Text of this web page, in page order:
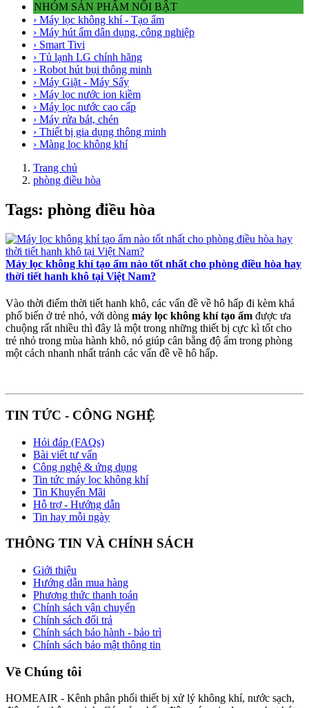
NHÓM SẢN PHẨM NỔI BẬT
› Máy lọc không khí - Tạo ẩm
› Máy hút ẩm dân dụng, công nghiệp
› Smart Tivi
› Tủ lạnh LG chính hãng
› Robot hút bụi thông minh
› Máy Giặt - Máy Sấy
› Máy lọc nước ion kiềm
› Máy lọc nước cao cấp
› Máy rửa bát, chén
› Thiết bị gia dụng thông minh
› Màng lọc không khí
Trang chủ
phòng điều hòa
Tags: phòng điều hòa
Máy lọc không khí tạo ẩm nào tốt nhất cho phòng điều hòa hay
thời tiết hanh khô tại Việt Nam?
Vào thời điểm thời tiết hanh khô, các vấn đề về hô hấp đi kèm khá
phổ biến ở trẻ nhỏ, với dòng máy lọc không khí tạo ẩm được ưa
chuộng rất nhiều thì đây là một trong những thiết bị cực kì tốt cho
trẻ nhỏ trong mùa hành khô, nó giúp cân bằng độ ẩm trong phòng
một cách nhanh nhất tránh các vấn đề về hô hấp.
TIN TỨC - CÔNG NGHỆ
Hỏi đáp (FAQs)
Bài viết tư vấn
Công nghệ & ứng dụng
Tin tức máy lọc không khí
Tin Khuyến Mãi
Hỗ trợ - Hướng dẫn
Tin hay mỗi ngày
THÔNG TIN VÀ CHÍNH SÁCH
Giới thiệu
Hướng dẫn mua hàng
Phương thức thanh toán
Chính sách vận chuyển
Chính sách đổi trả
Chính sách bảo hành - bảo trì
Chính sách bảo mật thông tin
Về Chúng tôi
HOMEAIR - Kênh phân phối thiết bị xử lý không khí, nước sạch,